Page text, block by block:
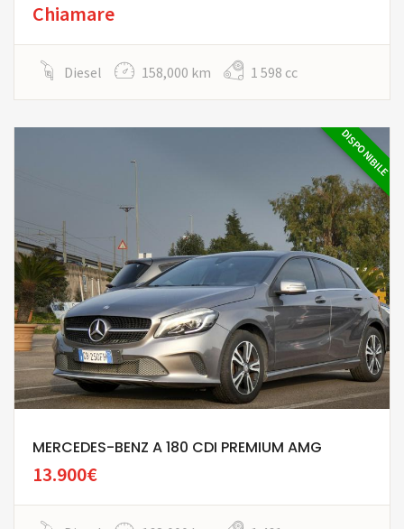
Chiamare
Diesel 158,000 km 1 598 cc
DISPONIBILE
MERCEDES-BENZ A 180 CDI PREMIUM AMG
13.900€